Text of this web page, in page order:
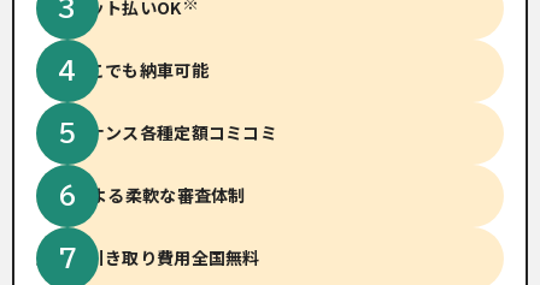
クレジット払いOK
全国どこでも納車可能
メンテナンス各種定額コミコミ
14社による柔軟な審査体制
廃車、引き取り費用全国無料